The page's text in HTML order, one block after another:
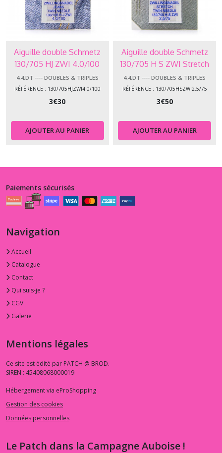
Aiguille double Schmetz
130/705 HJ ZWI 4.0/100
4.4.DT ---- DOUBLES & TRIPLES
RÉFÉRENCE : 130/705HJZWI4.0/100
3€30
AJOUTER AU PANIER
Aiguille double Schmetz
130/705 H S ZWI Stretch
2.5/75
4.4.DT ---- DOUBLES & TRIPLES
RÉFÉRENCE : 130/705HSZWI2.5/75
3€50
AJOUTER AU PANIER
Paiements sécurisés
Navigation
Accueil
Catalogue
Contact
Qui suis-je ?
CGV
Galerie
Mentions légales
Ce site est édité par PATCH @ BROD.
SIREN : 45408068000019
Hébergement via eProShopping
Gestion des cookies
Données personnelles
Le Patch dans la Campagne Auboise !